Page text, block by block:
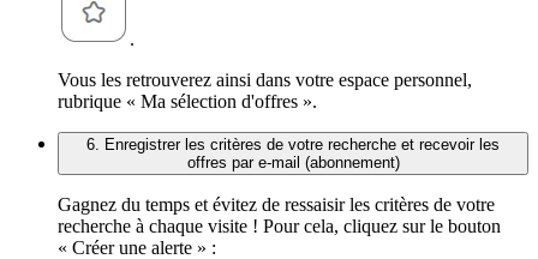
.
Vous les retrouverez ainsi dans votre espace personnel,
rubrique « Ma sélection d'offres ».
6. Enregistrer les critères de votre recherche et recevoir les
offres par e-mail (abonnement)
Gagnez du temps et évitez de ressaisir les critères de votre
recherche à chaque visite ! Pour cela, cliquez sur le bouton
« Créer une alerte » :